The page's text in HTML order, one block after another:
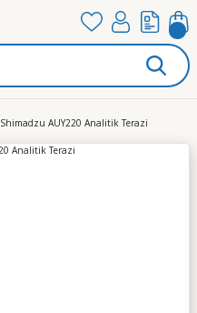
Shimadzu AUY220 Analitik Terazi